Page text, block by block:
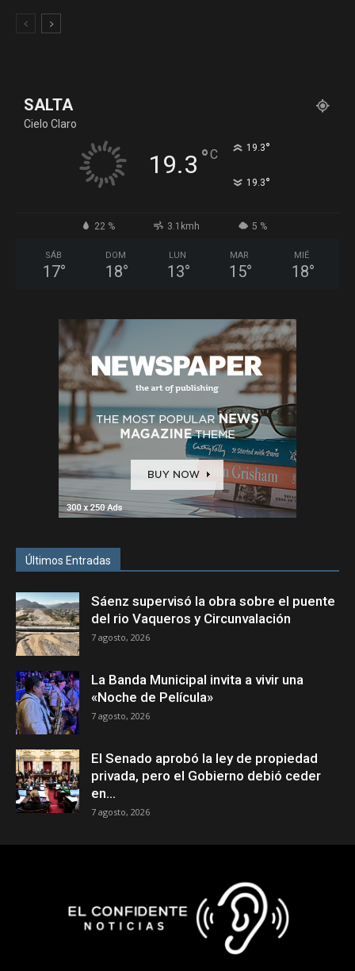
SALTA
Cielo Claro
19.3 °C 19.3°
19.3°
22 % 3.1kmh 5 %
SÁB
17°
DOM
18°
LUN
13°
MAR
15°
MIÉ
18°
Últimos Entradas
Sáenz supervisó la obra sobre el puente
del rio Vaqueros y Circunvalación
7 agosto, 2026
La Banda Municipal invita a vivir una
«Noche de Película»
7 agosto, 2026
El Senado aprobó la ley de propiedad
privada, pero el Gobierno debió ceder
en...
7 agosto, 2026